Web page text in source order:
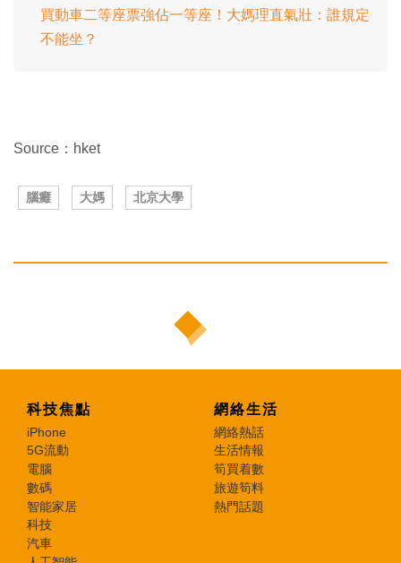
買動車二等座票強佔一等座！大媽理直氣壯：誰規定
不能坐？
Source：hket
腦癱 大媽 北京大學
科技焦點
iPhone
5G流動
電腦
數碼
智能家居
科技
汽車
網絡生活
網絡熱話
生活情報
筍買着數
旅遊筍料
熱門話題